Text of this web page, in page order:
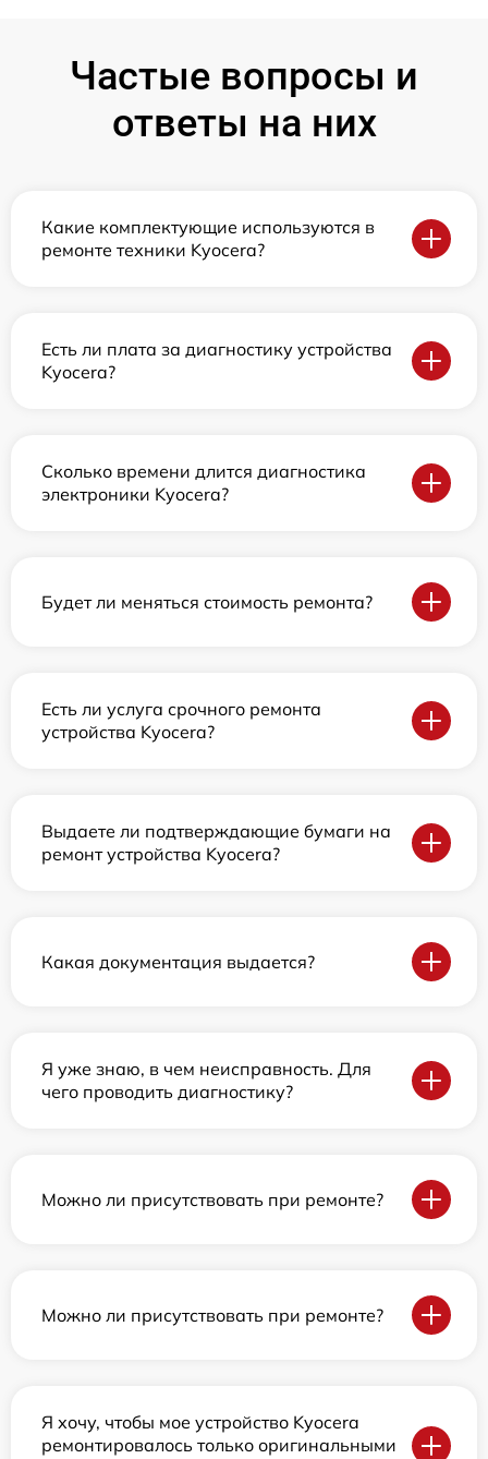
Частые вопросы и
ответы на них
Какие комплектующие используются в
ремонте техники Kyocera?
Есть ли плата за диагностику устройства
Kyocera?
Сколько времени длится диагностика
электроники Kyocera?
Будет ли меняться стоимость ремонта?
Есть ли услуга срочного ремонта
устройства Kyocera?
Выдаете ли подтверждающие бумаги на
ремонт устройства Kyocera?
Какая документация выдается?
Я уже знаю, в чем неисправность. Для
чего проводить диагностику?
Можно ли присутствовать при ремонте?
Можно ли присутствовать при ремонте?
Я хочу, чтобы мое устройство Kyocera
ремонтировалось только оригинальными